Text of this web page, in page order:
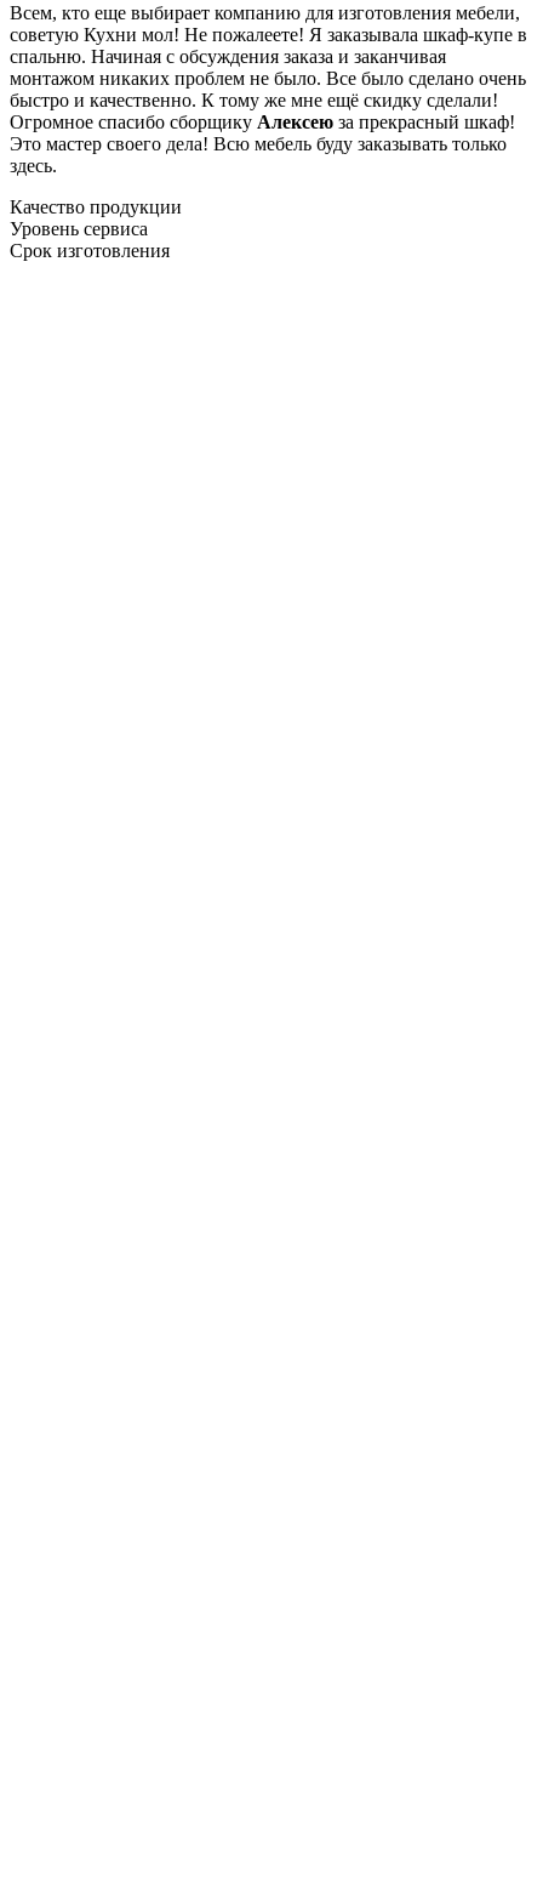
Всем, кто еще выбирает компанию для изготовления мебели,
советую Кухни мол! Не пожалеете! Я заказывала шкаф-купе в
спальню. Начиная с обсуждения заказа и заканчивая
монтажом никаких проблем не было. Все было сделано очень
быстро и качественно. К тому же мне ещё скидку сделали!
Огромное спасибо сборщику Алексею за прекрасный шкаф!
Это мастер своего дела! Всю мебель буду заказывать только
здесь.
Качество продукции
Уровень сервиса
Срок изготовления